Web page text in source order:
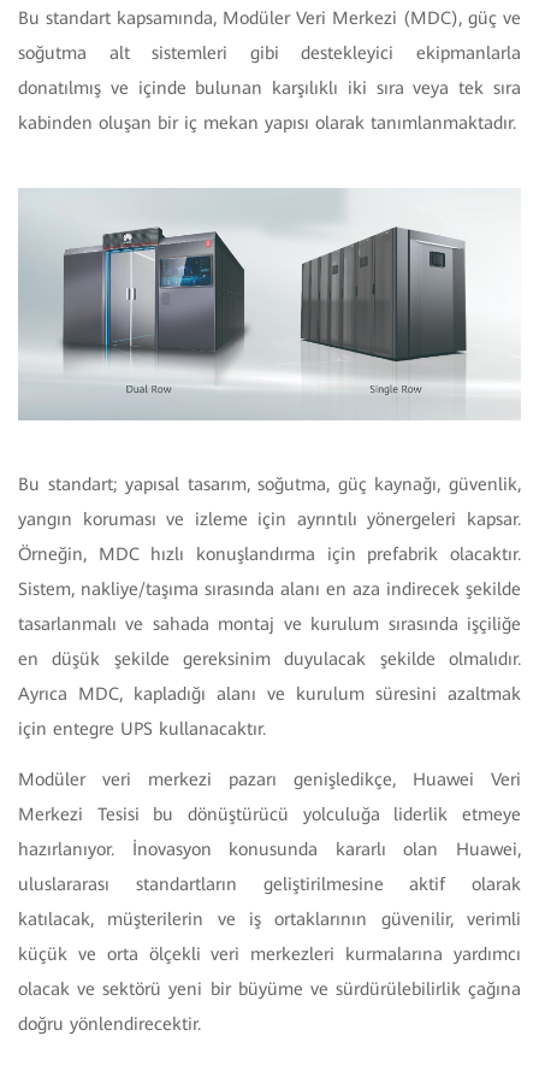
Bu standart kapsamında, Modüler Veri Merkezi (MDC), güç ve
soğutma alt sistemleri gibi destekleyici ekipmanlarla
donatılmış ve içinde bulunan karşılıklı iki sıra veya tek sıra
kabinden oluşan bir iç mekan yapısı olarak tanımlanmaktadır.
Bu standart; yapısal tasarım, soğutma, güç kaynağı, güvenlik,
yangın koruması ve izleme için ayrıntılı yönergeleri kapsar.
Örneğin, MDC hızlı konuşlandırma için prefabrik olacaktır.
Sistem, nakliye/taşıma sırasında alanı en aza indirecek şekilde
tasarlanmalı ve sahada montaj ve kurulum sırasında işçiliğe
en düşük şekilde gereksinim duyulacak şekilde olmalıdır.
Ayrıca MDC, kapladığı alanı ve kurulum süresini azaltmak
için entegre UPS kullanacaktır.
Modüler veri merkezi pazarı genişledikçe, Huawei Veri
Merkezi Tesisi bu dönüştürücü yolculuğa liderlik etmeye
hazırlanıyor. İnovasyon konusunda kararlı olan Huawei,
uluslararası standartların geliştirilmesine aktif olarak
katılacak, müşterilerin ve iş ortaklarının güvenilir, verimli
küçük ve orta ölçekli veri merkezleri kurmalarına yardımcı
olacak ve sektörü yeni bir büyüme ve sürdürülebilirlik çağına
doğru yönlendirecektir.